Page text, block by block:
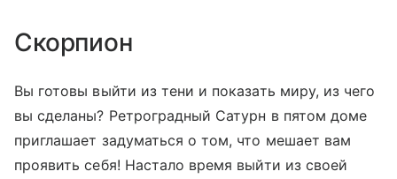
Скорпион
Вы готовы выйти из тени и показать миру, из чего
вы сделаны? Ретроградный Сатурн в пятом доме
приглашает задуматься о том, что мешает вам
проявить себя! Настало время выйти из своей